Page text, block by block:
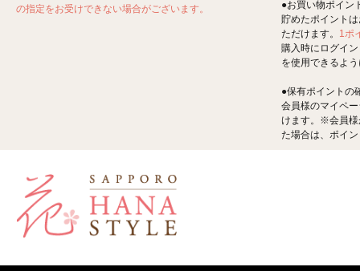
の指定をお受けできない場合がございます。
●お買い物ポイン
貯めたポイント
ただけます。 1ポ
購入時にログイ
を使用できるよ
●保有ポイントの
会員様のマイペ
けます。※会員様
た場合は、ポイ